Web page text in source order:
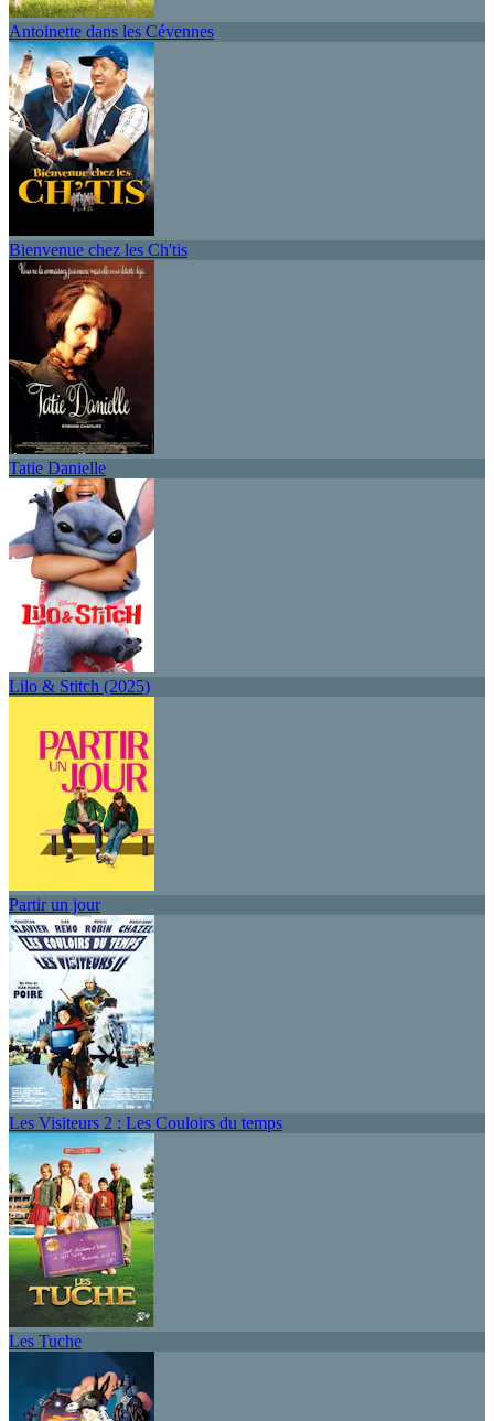
Antoinette dans les Cévennes
Bienvenue chez les Ch'tis
Tatie Danielle
Lilo & Stitch (2025)
Partir un jour
Les Visiteurs 2 : Les Couloirs du temps
Les Tuche